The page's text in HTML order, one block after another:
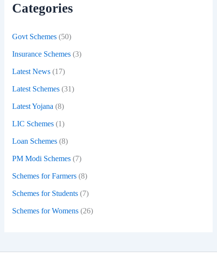
o
Categories
Govt Schemes(50)
Insurance Schemes(3)
Latest News(17)
Latest Schemes(31)
Latest Yojana (8)
LIC Schemes(1)
Loan Schemes(8)
PM Modi Schemes(7)
Schemes for Farmers(8)
Schemes for Students(7)
Schemes for Womens(26)